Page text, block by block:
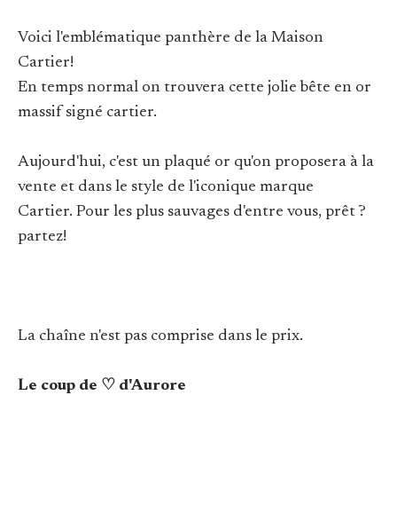
Voici l'emblématique panthère de la Maison
Cartier!
En temps normal on trouvera cette jolie bête en or
massif signé cartier.
Aujourd'hui, c'est un plaqué or qu'on proposera à la
vente et dans le style de l'iconique marque
Cartier. Pour les plus sauvages d'entre vous, prêt ?
partez!
La chaîne n'est pas comprise dans le prix.
Le coup de ♡ d'Aurore